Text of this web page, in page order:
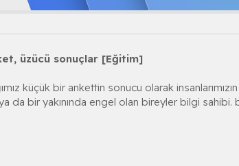
üzücü sonuçlar [Eğitim]
küçük bir ankettin sonucu olarak insanlarımızın
da bir yakınında engel olan bireyler bilgi sahibi.